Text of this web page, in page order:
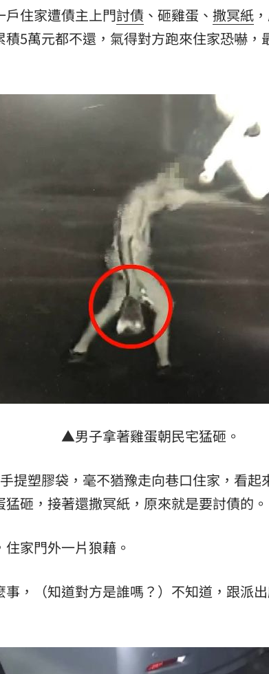
大道」逐漸成形 12:00
頭獎超「爸」氣
論壇9/12登場！ 10:30
戶住家遭債主上門討債 、砸雞蛋、 撒冥紙
積5萬元都不還，氣得對方跑來住家恐嚇
▲男子拿著雞蛋朝民宅猛砸。
提塑膠袋，毫不猶豫走向巷口住家，看起
砸，接著還撒冥紙，原來就是要討債的。
家門外一片狼藉。
，（知道對方是誰嗎？）不知道，跟派